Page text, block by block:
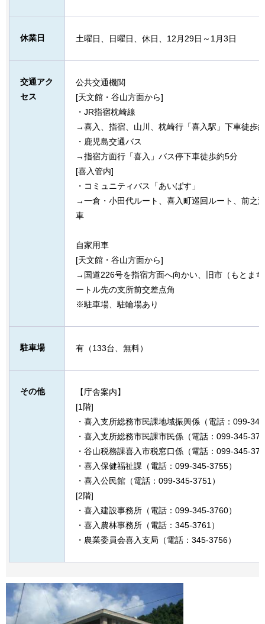
休業日 土曜日、日曜日、休日、12月29日～1月3日
交通アク
セス
公共交通機関
[天文館・谷山方面から]
・JR指宿枕崎線
→喜入、指宿、山川、枕崎行「喜入駅」下車徒歩
・鹿児島交通バス
→指宿方面行「喜入」バス停下車徒歩約5分
[喜入管内]
・コミュニティバス「あいばす」
→一倉・小田代ルート、喜入町巡回ルート、前之
車
自家用車
[天文館・谷山方面から]
→国道226号を指宿方面へ向かい、旧市（もとま
ートル先の支所前交差点角
※駐車場、駐輪場あり
駐車場 有（133台、無料）
その他
【庁舎案内】
[1階]
・喜入支所総務市民課地域振興係（電話：099-
・喜入支所総務市民課市民係（電話：099-345-
・谷山税務課喜入市税窓口係（電話：099-345-
・喜入保健福祉課（電話：099-345-3755）
・喜入公民館（電話：099-345-3751）
[2階]
・喜入建設事務所（電話：099-345-3760）
・喜入農林事務所（電話：345-3761）
・農業委員会喜入支局（電話：345-3756）